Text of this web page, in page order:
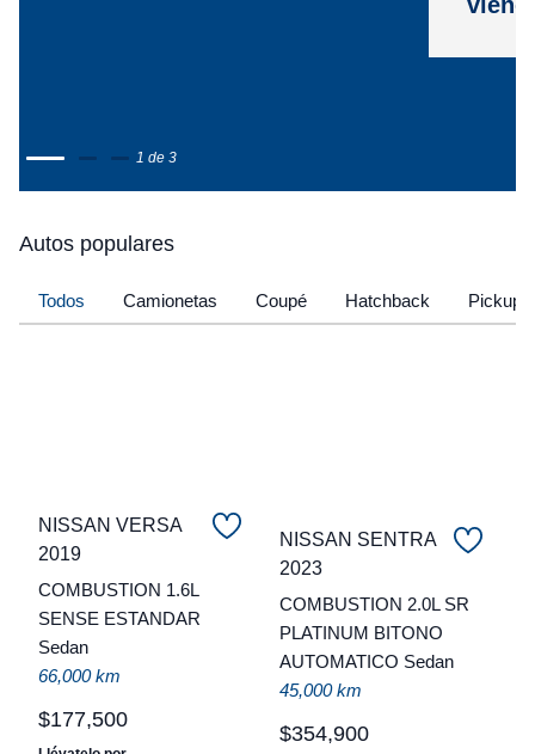
1 de 3
Autos populares
Todos Camionetas Coupé Hatchback Pickup
NISSAN VERSA
2019
COMBUSTION 1.6L
SENSE ESTANDAR
Sedan
66,000 km
$177,500
NISSAN SENTRA
2023
COMBUSTION 2.0L SR
PLATINUM BITONO
AUTOMATICO Sedan
45,000 km
$354,900